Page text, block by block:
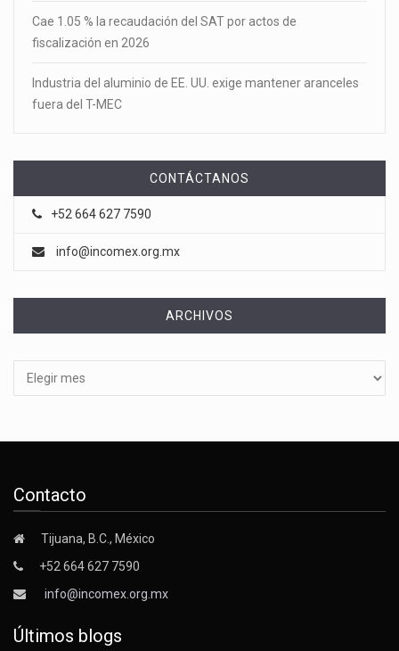
Cae 1.05 % la recaudación del SAT por actos de
fiscalización en 2026
Industria del aluminio de EE. UU. exige mantener aranceles
fuera del T-MEC
CONTÁCTANOS
+52 664 627 7590
info@incomex.org.mx
ARCHIVOS
Contacto
Tijuana, B.C., México
+52 664 627 7590
info@incomex.org.mx
Últimos blogs